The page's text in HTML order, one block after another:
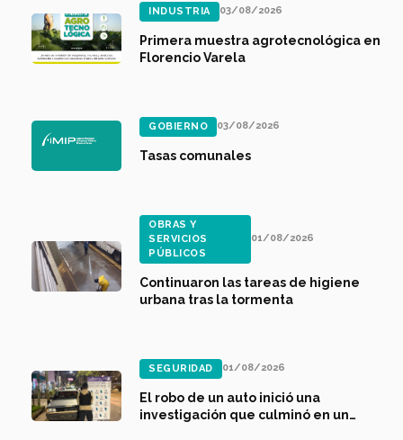
INDUSTRIA 03/08/2026
Primera muestra agrotecnológica en
Florencio Varela
GOBIERNO 03/08/2026
Tasas comunales
OBRAS Y
SERVICIOS
PÚBLICOS
01/08/2026
Continuaron las tareas de higiene
urbana tras la tormenta
SEGURIDAD 01/08/2026
El robo de un auto inició una
investigación que culminó en un